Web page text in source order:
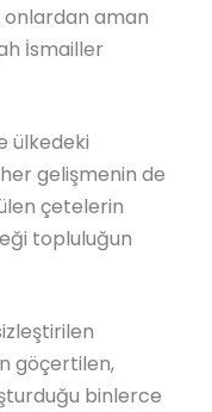
onlardan aman
İsmailler
ülkedeki
gelişmenin de
çetelerin
topluluğun
göçertilen,
binlerce